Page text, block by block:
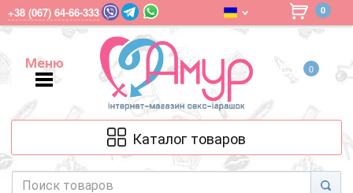
+38 (067) 64-66-333 0
Меню
Меню
0
Каталог товаров